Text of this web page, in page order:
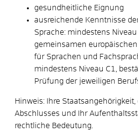
gesundheitliche Eignung
ausreichende Kenntnisse
Sprache: mindestens Niveau
gemeinsamen
für Sprachen und
mindestens Niveau C1,
Prüfung der jeweiligen
Hinweis: Ihre
Abschlusses und Ihr
rechtliche Bedeutung.